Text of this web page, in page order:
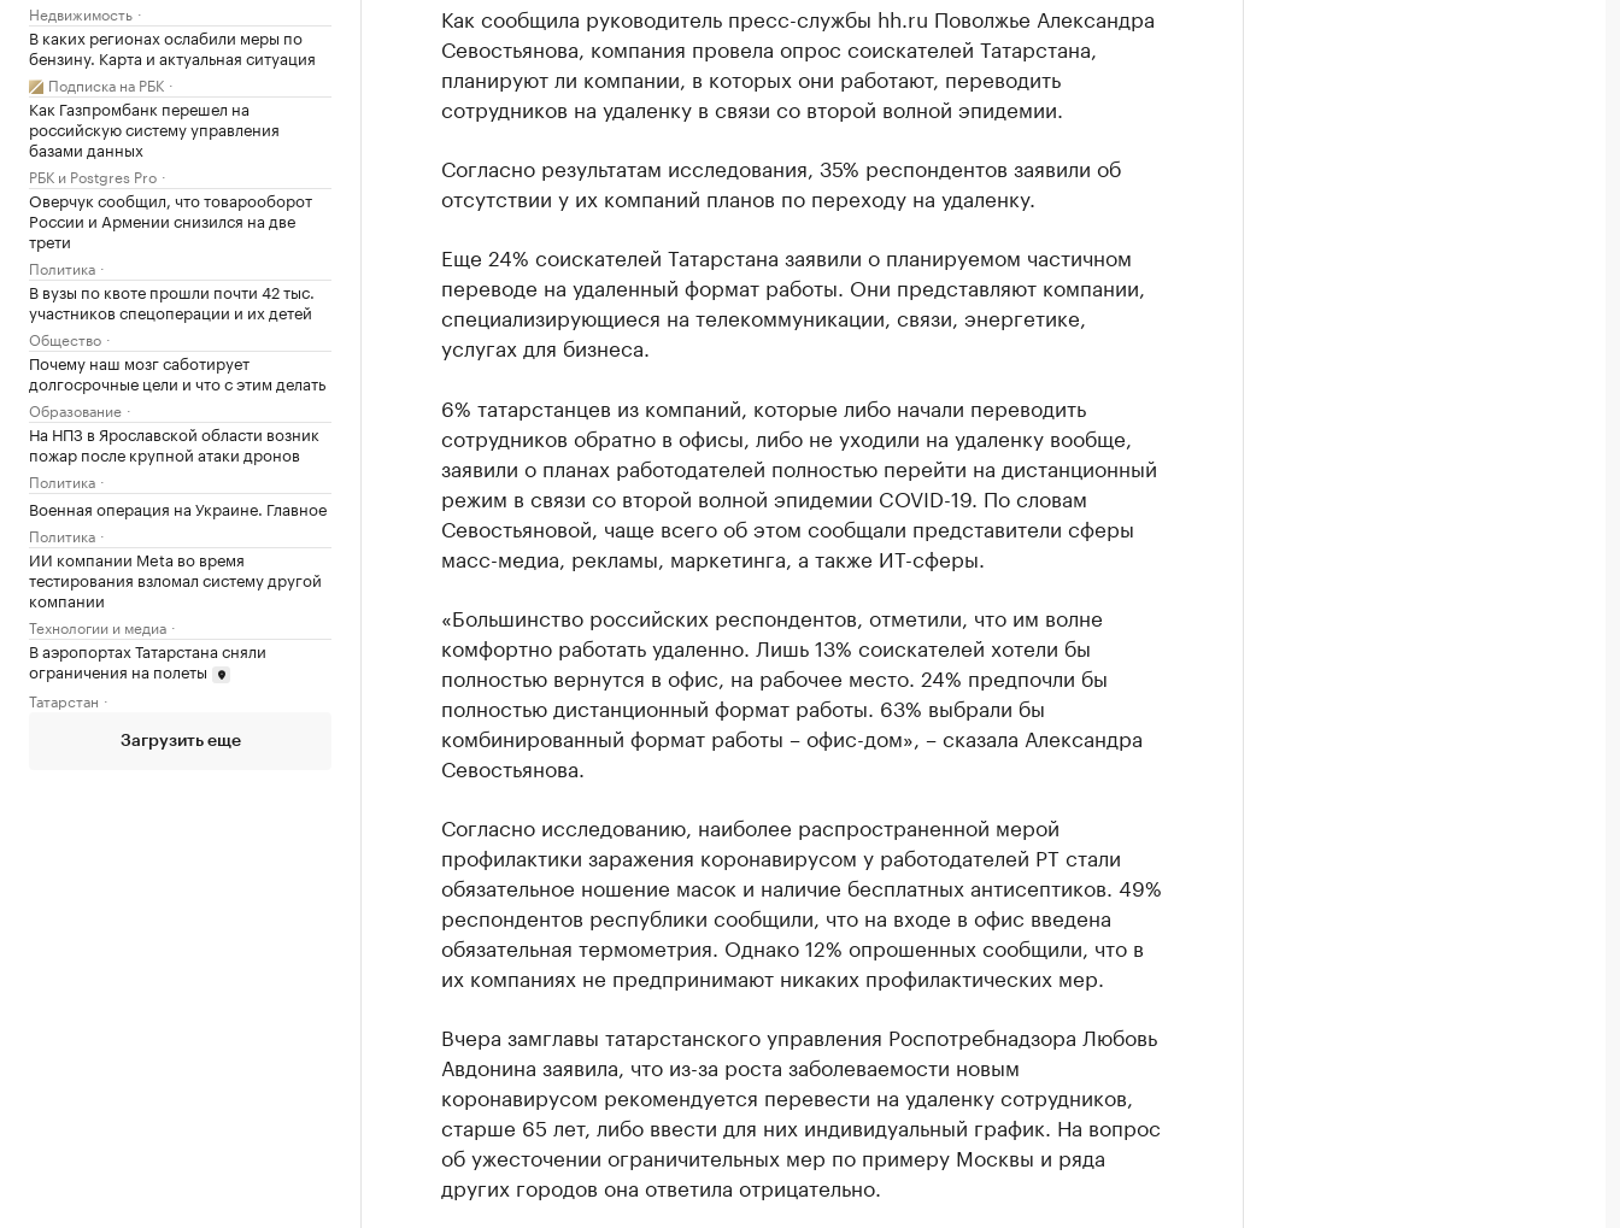
Недвижимость
В каких регионах ослабили меры по
бензину. Карта и актуальная ситуация
Подписка на РБК
Как Газпромбанк перешел на
российскую систему управления
базами данных
РБК и Postgres Pro
Оверчук сообщил, что товарооборот
России и Армении снизился на две
трети
Политика
В вузы по квоте прошли почти 42 тыс.
участников спецоперации и их детей
Общество
Почему наш мозг саботирует
долгосрочные цели и что с этим делать
Образование
На НПЗ в Ярославской области возник
пожар после крупной атаки дронов
Политика
Военная операция на Украине. Главное
Политика
ИИ компании Meta во время
тестирования взломал систему другой
компании
Технологии и медиа
В аэропортах Татарстана сняли
ограничения на полеты
Татарстан
Загрузить еще
Как сообщила руководитель пресс-службы hh.ru Поволжье Александра
Севостьянова, компания провела опрос соискателей Татарстана,
планируют ли компании, в которых они работают, переводить
сотрудников на удаленку в связи со второй волной эпидемии.
Согласно результатам исследования, 35% респондентов заявили об
отсутствии у их компаний планов по переходу на удаленку.
Еще 24% соискателей Татарстана заявили о планируемом частичном
переводе на удаленный формат работы. Они представляют компании,
специализирующиеся на телекоммуникации, связи, энергетике,
услугах для бизнеса.
6% татарстанцев из компаний, которые либо начали переводить
сотрудников обратно в офисы, либо не уходили на удаленку вообще,
заявили о планах работодателей полностью перейти на дистанционный
режим в связи со второй волной эпидемии COVID-19. По словам
Севостьяновой, чаще всего об этом сообщали представители сферы
масс-медиа, рекламы, маркетинга, а также ИТ-сферы.
«Большинство российских респондентов, отметили, что им волне
комфортно работать удаленно. Лишь 13% соискателей хотели бы
полностью вернутся в офис, на рабочее место. 24% предпочли бы
полностью дистанционный формат работы. 63% выбрали бы
комбинированный формат работы – офис-дом», – сказала Александра
Севостьянова.
Согласно исследованию, наиболее распространенной мерой
профилактики заражения коронавирусом у работодателей РТ стали
обязательное ношение масок и наличие бесплатных антисептиков. 49%
респондентов республики сообщили, что на входе в офис введена
обязательная термометрия. Однако 12% опрошенных сообщили, что в
их компаниях не предпринимают никаких профилактических мер.
Вчера замглавы татарстанского управления Роспотребнадзора Любовь
Авдонина заявила, что из-за роста заболеваемости новым
коронавирусом рекомендуется перевести на удаленку сотрудников,
старше 65 лет, либо ввести для них индивидуальный график. На вопрос
об ужесточении ограничительных мер по примеру Москвы и ряда
других городов она ответила отрицательно.